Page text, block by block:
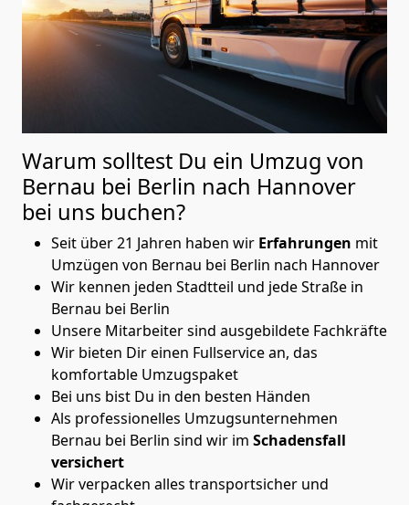
Warum solltest Du ein Umzug von
Bernau bei Berlin nach Hannover
bei uns buchen?
Seit über 21 Jahren haben wir Erfahrungen mit
Umzügen von Bernau bei Berlin nach Hannover
Wir kennen jeden Stadtteil und jede Straße in
Bernau bei Berlin
Unsere Mitarbeiter sind ausgebildete Fachkräfte
Wir bieten Dir einen Fullservice an, das
komfortable Umzugspaket
Bei uns bist Du in den besten Händen
Als professionelles Umzugsunternehmen
Bernau bei Berlin sind wir im Schadensfall
versichert
Wir verpacken alles transportsicher und